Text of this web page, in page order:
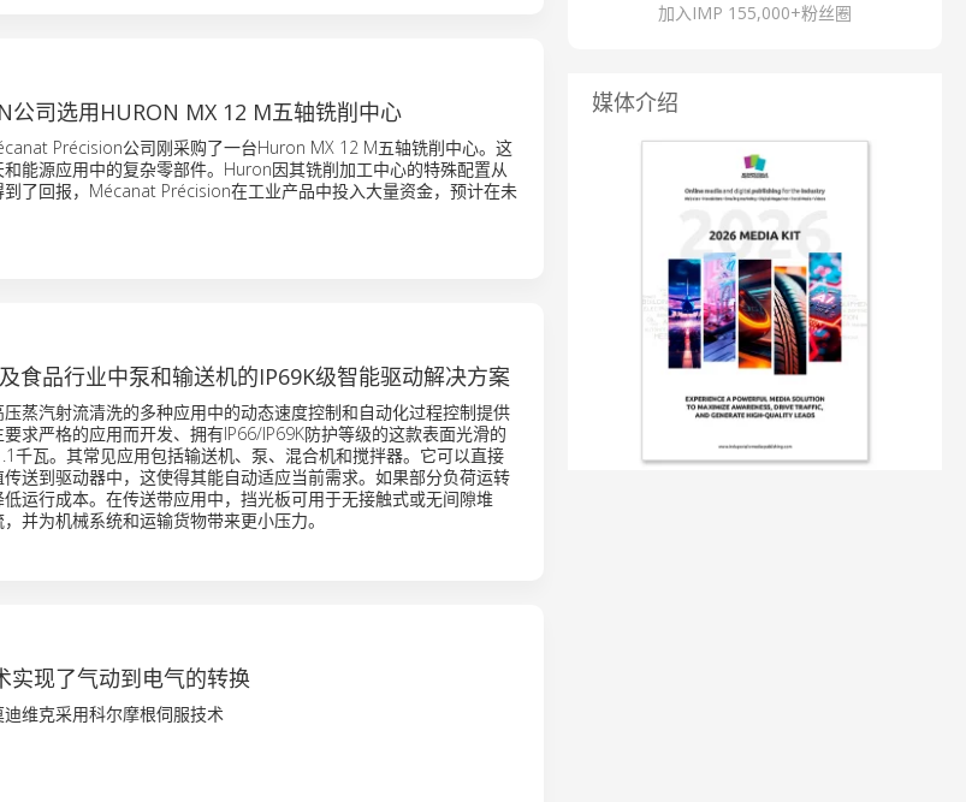
公司选用HURON MX 12 M五轴铣削中心
Précision公司刚采购了一台Huron MX 12 M五轴铣削中心。这
能源应用中的复杂零部件。Huron因其铣削加工中心的特殊配置从
了回报，Mécanat Précision在工业产品中投入大量资金，预计在未
食品行业中泵和输送机的IP69K级智能驱动解决方案
蒸汽射流清洗的多种应用中的动态速度控制和自动化过程控制提供
求严格的应用而开发、拥有IP66/IP69K防护等级的这款表面光滑的
千瓦。其常见应用包括输送机、泵、混合机和搅拌器。它可以直接
送到驱动器中，这使得其能自动适应当前需求。如果部分负荷运转
运行成本。在传送带应用中，挡光板可用于无接触式或无间隙堆
并为机械系统和运输货物带来更小压力。
实现了气动到电气的转换
维克采用科尔摩根伺服技术
加入IMP 155,000+粉丝圈
媒体介绍